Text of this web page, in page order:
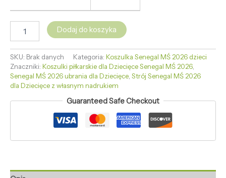
Dodaj do koszyka
SKU: Brak danych Kategoria: Koszulka Senegal MŚ 2026 dzieci
Znaczniki: Koszulki piłkarskie dla Dziecięce Senegal MŚ 2026,
Senegal MŚ 2026 ubrania dla Dziecięce, Strój Senegal MŚ 2026
dla Dziecięce z własnym nadrukiem
Guaranteed Safe Checkout